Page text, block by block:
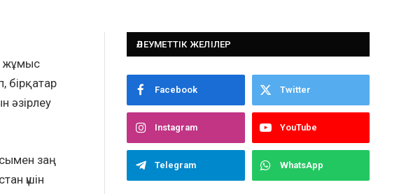
жұмыс
бірқатар
әзірлеу
заң
үшін
ӘЛЕУМЕТТІК ЖЕЛІЛЕР
Facebook Twitter
Instagram YouTube
Telegram WhatsApp